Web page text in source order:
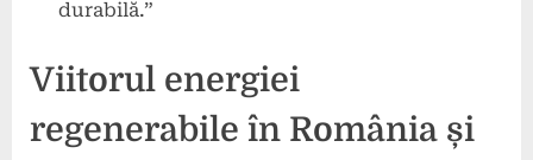
durabilă.”
Viitorul energiei
regenerabile în România și